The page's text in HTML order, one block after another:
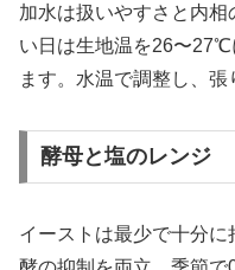
加水は扱いやすさと内
い日は生地温を26〜27℃
ます。水温で調整し、張
酵母と塩のレンジ
イーストは最少で十分